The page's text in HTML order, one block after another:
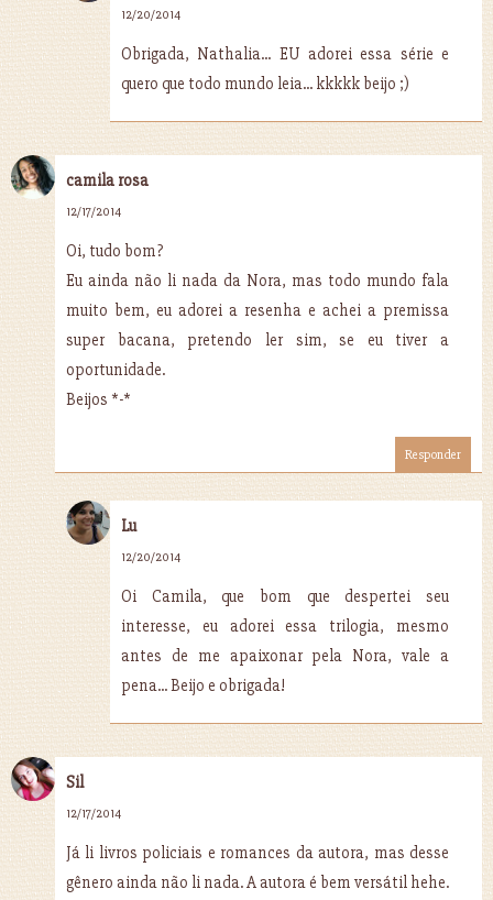
12/20/2014
Obrigada, Nathalia... EU adorei essa série e
quero que todo mundo leia... kkkkk beijo ;)
camila rosa
12/17/2014
Oi, tudo bom?
Eu ainda não li nada da Nora, mas todo mundo fala
muito bem, eu adorei a resenha e achei a premissa
super bacana, pretendo ler sim, se eu tiver a
oportunidade.
Beijos *-*
Responder
Lu
12/20/2014
Oi Camila, que bom que despertei seu
interesse, eu adorei essa trilogia, mesmo
antes de me apaixonar pela Nora, vale a
pena... Beijo e obrigada!
Sil
12/17/2014
Já li livros policiais e romances da autora, mas desse
gênero ainda não li nada. A autora é bem versátil hehe.